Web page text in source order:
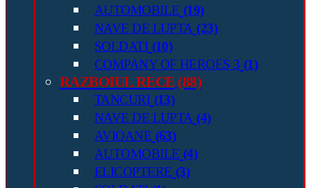
AUTOMOBILE (19)
NAVE DE LUPTA (23)
SOLDATI (10)
COMPANY OF HEROES 3 (1)
RAZBOIUL RECE (88)
TANCURI (13)
NAVE DE LUPTA (4)
AVIOANE (63)
AUTOMOBILE (4)
ELICOPTERE (3)